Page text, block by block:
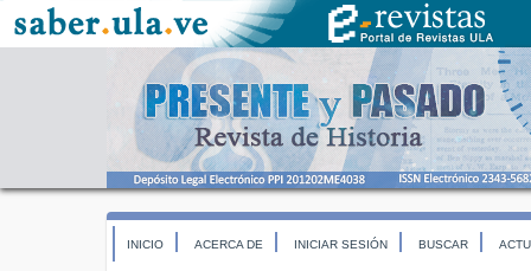
INICIO ACERCA DE INICIAR SESIÓN BUSCAR